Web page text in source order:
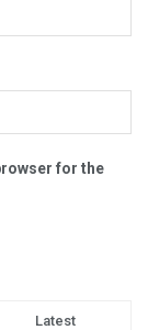
for the
Latest